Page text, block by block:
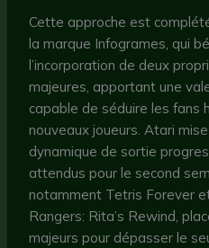
Cette approche est
la marque Infogrames, qui
l’incorporation de deux
majeures, apportant une
capable de séduire les fans
nouveaux joueurs. Atari
dynamique de sortie
attendus pour le second
notamment Tetris Forever
Rangers: Rita’s Rewind,
majeurs pour dépasser le